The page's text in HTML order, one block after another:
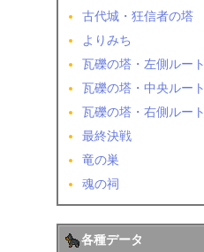
古代城・狂信者の塔
よりみち
瓦礫の塔・左側ルート
瓦礫の塔・中央ルート
瓦礫の塔・右側ルート
最終決戦
竜の巣
魂の祠
各種データ